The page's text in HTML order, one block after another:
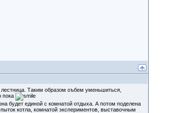
лестница. Таким образом оъбем уменьшиться,
пока
будет единой с комнатой отдыха. А потом поделена
котла, комнатой экспериментов, выставочным